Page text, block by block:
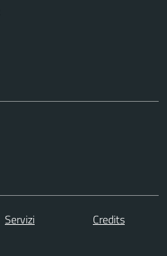
Servizi
Credits